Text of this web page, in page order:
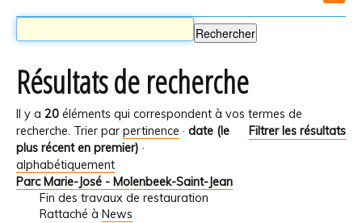
Résultats de recherche
Il y a 20 éléments qui correspondent à vos termes de
recherche.
Filtrer les résultats
Trier par pertinence · date (le
plus récent en premier) ·
alphabétiquement
Parc Marie-José - Molenbeek-Saint-Jean
Fin des travaux de restauration
Rattaché à News